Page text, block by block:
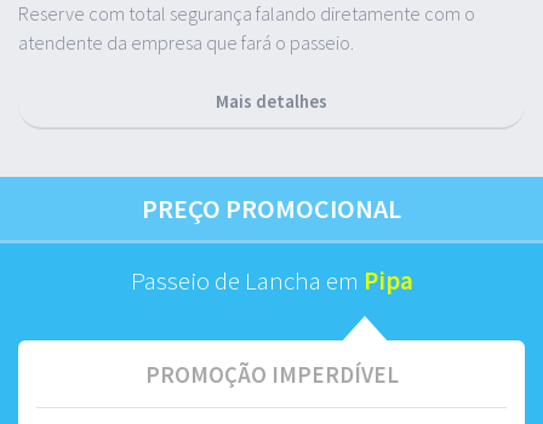
Reserve com total segurança falando diretamente com o
atendente da empresa que fará o passeio.
Mais detalhes
PREÇO PROMOCIONAL
Passeio de Lancha em Pipa
PROMOÇÃO IMPERDÍVEL